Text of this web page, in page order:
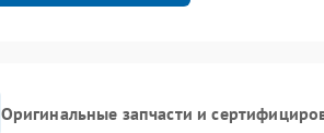
Оригинальные запчасти и